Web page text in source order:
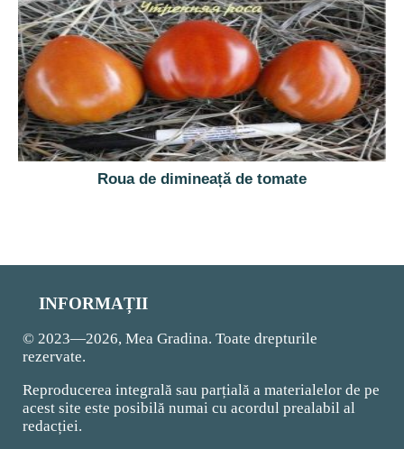
Roua de dimineață de tomate
INFORMAȚII
© 2023—2026, Mea Gradina. Toate drepturile
rezervate.
Reproducerea integrală sau parțială a materialelor de pe
acest site este posibilă numai cu acordul prealabil al
redacției.